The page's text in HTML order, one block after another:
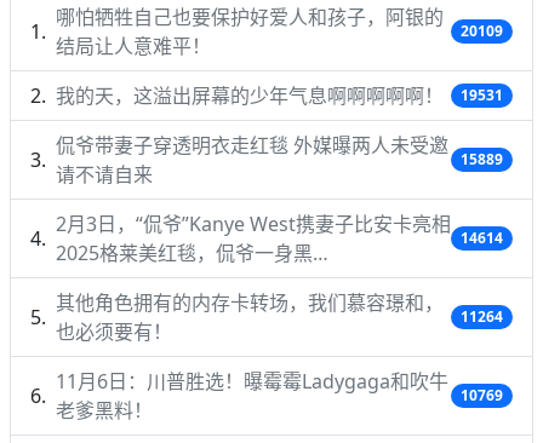
哪怕牺牲自己也要保护好爱人和孩子，阿银的
结局让人意难平！
20109
我的天，这溢出屏幕的少年气息啊啊啊啊啊！ 19531
侃爷带妻子穿透明衣走红毯 外媒曝两人未受邀
请不请自来
15889
2月3日，“侃爷”Kanye West携妻子比安卡亮相
2025格莱美红毯，侃爷一身黑…
14614
其他角色拥有的内存卡转场，我们慕容璟和，
也必须要有！
11264
11月6日：川普胜选！曝霉霉Ladygaga和吹牛
老爹黑料！
10769